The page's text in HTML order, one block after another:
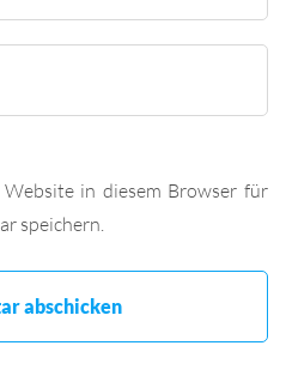
in diesem Browser für
speichern.